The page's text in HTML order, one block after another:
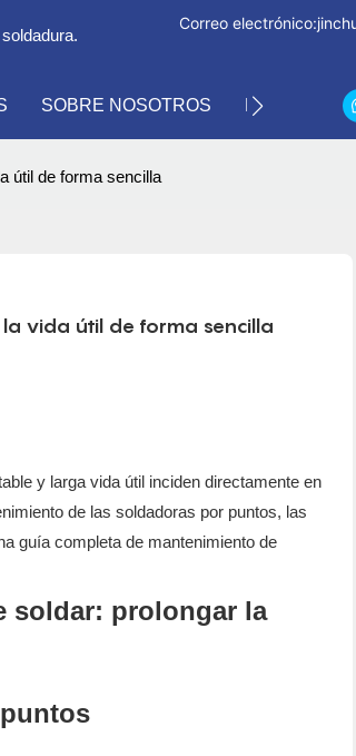
Correo electrónico:
SOBRE NOSOTROS NOTICIAS
útil de forma sencilla
vida útil de forma sencilla
y larga vida útil inciden directamente en
de las soldadoras por puntos, las
guía completa de mantenimiento de